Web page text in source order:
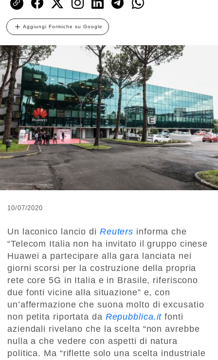
Aggiungi Formiche su Google
10/07/2020
Un laconico lancio di Reuters informa che
“Telecom Italia non ha invitato il gruppo cinese
Huawei a partecipare alla gara lanciata nei
giorni scorsi per la costruzione della propria
rete core 5G in Italia e in Brasile, riferiscono
due fonti vicine alla situazione” e, con
un’affermazione che suona molto di excusatio
non petita riportata da Repubblica.it fonti
aziendali rivelano che la scelta “non avrebbe
nulla a che vedere con aspetti di natura
politica. Ma “riflette solo una scelta industriale